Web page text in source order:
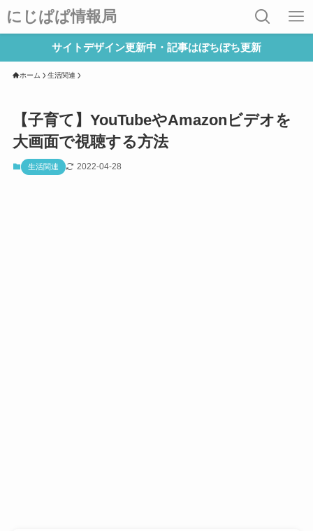
にじぱぱ情報局
サイトデザイン更新中・記事はぼちぼち更新
ホーム 生活関連
【子育て】YouTubeやAmazonビデオを
大画面で視聴する方法
生活関連 2022-04-28